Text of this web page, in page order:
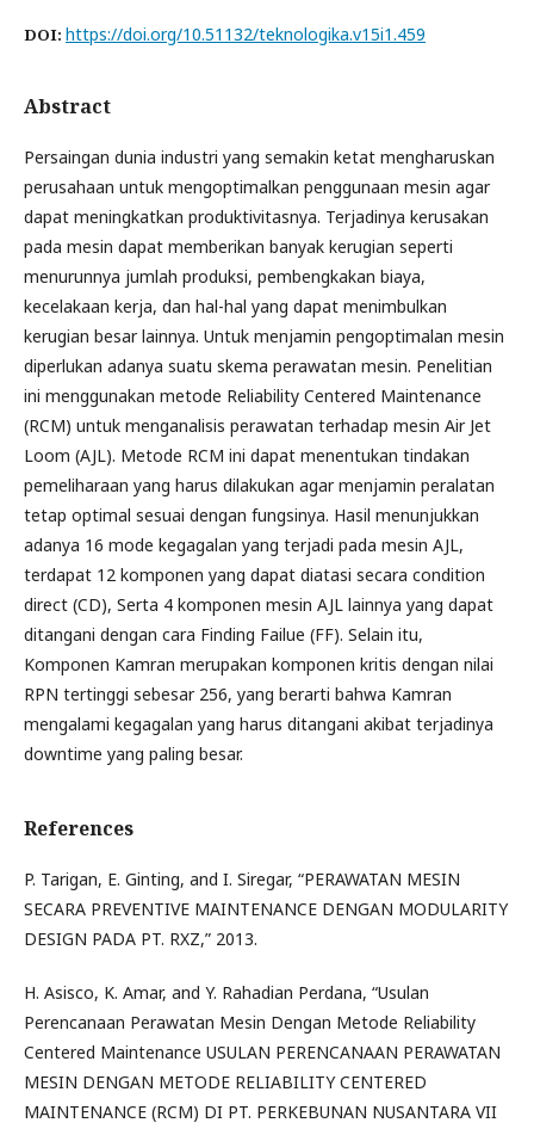
DOI: https://doi.org/10.51132/teknologika.v15i1.459
Abstract
Persaingan dunia industri yang semakin ketat mengharuskan
perusahaan untuk mengoptimalkan penggunaan mesin agar
dapat meningkatkan produktivitasnya. Terjadinya kerusakan
pada mesin dapat memberikan banyak kerugian seperti
menurunnya jumlah produksi, pembengkakan biaya,
kecelakaan kerja, dan hal-hal yang dapat menimbulkan
kerugian besar lainnya. Untuk menjamin pengoptimalan mesin
diperlukan adanya suatu skema perawatan mesin. Penelitian
ini menggunakan metode Reliability Centered Maintenance
(RCM) untuk menganalisis perawatan terhadap mesin Air Jet
Loom (AJL). Metode RCM ini dapat menentukan tindakan
pemeliharaan yang harus dilakukan agar menjamin peralatan
tetap optimal sesuai dengan fungsinya. Hasil menunjukkan
adanya 16 mode kegagalan yang terjadi pada mesin AJL,
terdapat 12 komponen yang dapat diatasi secara condition
direct (CD), Serta 4 komponen mesin AJL lainnya yang dapat
ditangani dengan cara Finding Failue (FF). Selain itu,
Komponen Kamran merupakan komponen kritis dengan nilai
RPN tertinggi sebesar 256, yang berarti bahwa Kamran
mengalami kegagalan yang harus ditangani akibat terjadinya
downtime yang paling besar.
References
P. Tarigan, E. Ginting, and I. Siregar, “PERAWATAN MESIN
SECARA PREVENTIVE MAINTENANCE DENGAN MODULARITY
DESIGN PADA PT. RXZ,” 2013.
H. Asisco, K. Amar, and Y. Rahadian Perdana, “Usulan
Perencanaan Perawatan Mesin Dengan Metode Reliability
Centered Maintenance USULAN PERENCANAAN PERAWATAN
MESIN DENGAN METODE RELIABILITY CENTERED
MAINTENANCE (RCM) DI PT. PERKEBUNAN NUSANTARA VII